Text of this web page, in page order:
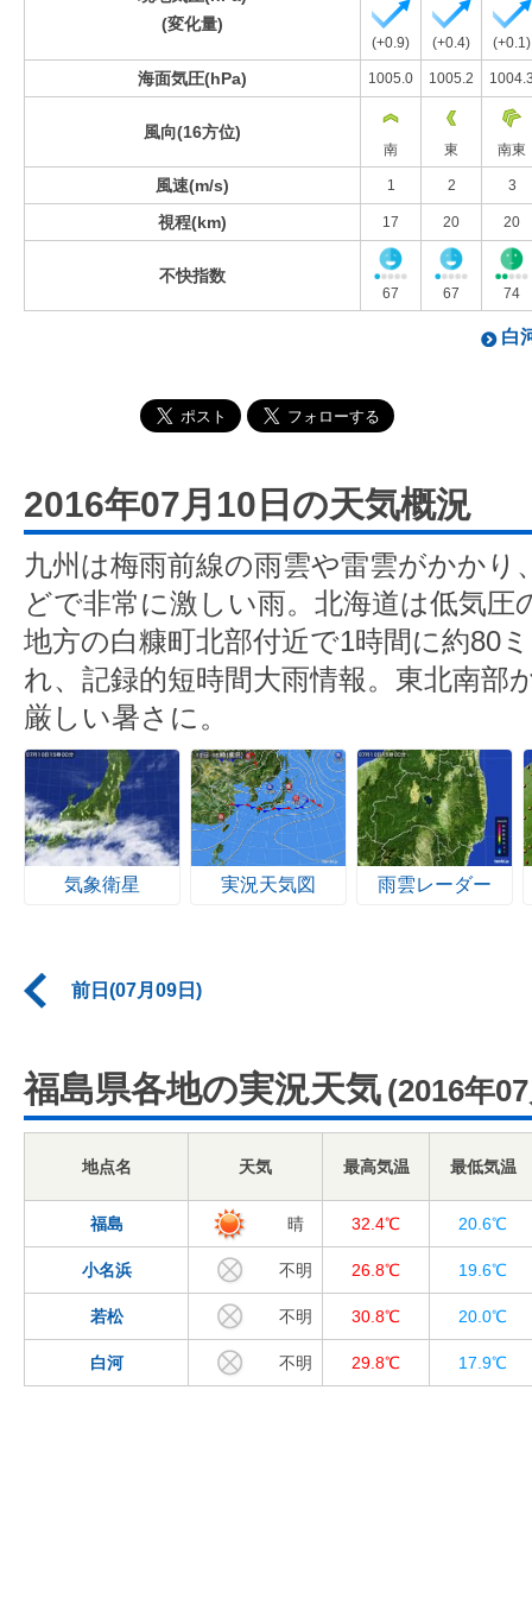
(変化量)
(+0.9) (+0.4) (+0.1)
海面気圧(hPa) 1005.0 1005.2
風向(16方位)
南 東 南東
風速(m/s) 1 2 3
視程(km) 17 20 20
不快指数
67 67 74
白
2016年07月10日の天気概況
九州は梅雨前線の雨雲や雷雲がかかり
どで非常に激しい雨。北海道は低気圧
地方の白糠町北部付近で1時間に約80
れ、記録的短時間大雨情報。東北南部
厳しい暑さに。
気象衛星 実況天気図 雨雲レーダー
前日(07月09日)
福島県各地の実況天気 (2016年
地点名 天気 最高気温 最低気温
福島 晴 32.4℃ 20.6℃
小名浜 不明 26.8℃ 19.6℃
若松 不明 30.8℃ 20.0℃
白河 不明 29.8℃ 17.9℃